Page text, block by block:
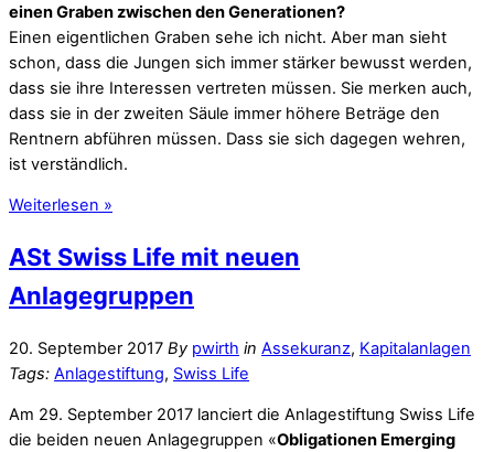
einen Graben zwischen den Generationen?
Einen eigentlichen Graben sehe ich nicht. Aber man sieht
schon, dass die Jungen sich immer stärker bewusst werden,
dass sie ihre Interessen vertreten müssen. Sie merken auch,
dass sie in der zweiten Säule immer höhere Beträge den
Rentnern abführen müssen. Dass sie sich dagegen wehren,
ist verständlich.
Weiterlesen »
ASt Swiss Life mit neuen
Anlagegruppen
20. September 2017 By pwirth in Assekuranz, Kapitalanlagen
Tags: Anlagestiftung, Swiss Life
Am 29. September 2017 lanciert die Anlagestiftung Swiss Life
die beiden neuen Anlagegruppen «Obligationen Emerging